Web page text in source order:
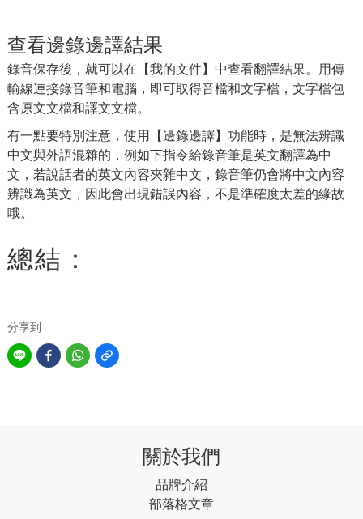
查看邊錄邊譯結果
錄音保存後，就可以在【我的文件】中查看翻譯結果。用傳
輸線連接錄音筆和電腦，即可取得音檔和文字檔，文字檔包
含原文文檔和譯文文檔。
有一點要特別注意，使用【邊錄邊譯】功能時，是無法辨識
中文與外語混雜的，例如下指令給錄音筆是英文翻譯為中
文，若說話者的英文內容夾雜中文，錄音筆仍會將中文內容
辨識為英文，因此會出現錯誤內容，不是準確度太差的緣故
哦。
總結：
分享到
關於我們
品牌介紹
部落格文章